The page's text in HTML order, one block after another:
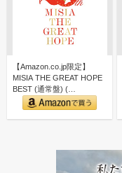
【Amazon.co.jp限定】
MISIA THE GREAT HOPE
BEST (通常盤) (…